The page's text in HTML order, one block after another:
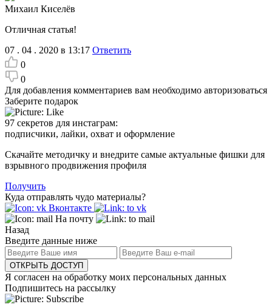
Михаил Киселёв
Отличная статья!
07 . 04 . 2020 в 13:17 Ответить
0
0
Для добавления комментариев вам необходимо авторизоваться
Заберите подарок
97 секретов для инстаграм:
подписчики, лайки, охват и оформление
Скачайте методичку и внедрите самые актуальные фишки для
взрывного продвижения профиля
Получить
Куда отправлять чудо материалы?
Вконтакте
На почту
Назад
Введите данные ниже
ОТКРЫТЬ ДОСТУП
Я согласен на обработку моих персональных данных
Подпишитесь на рассылку